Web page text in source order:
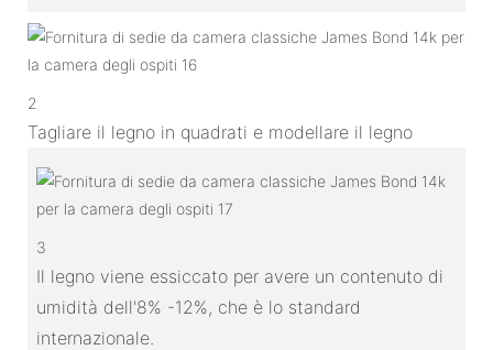
2
Tagliare il legno in quadrati e modellare il legno
3
Il legno viene essiccato per avere un contenuto di
umidità dell'8% -12%, che è lo standard
internazionale.